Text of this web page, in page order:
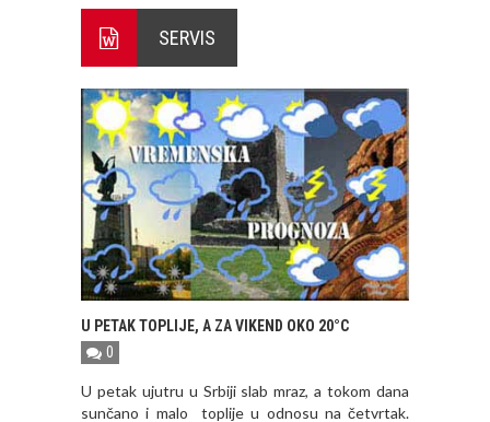
SERVIS
U PETAK TOPLIJE, A ZA VIKEND OKO 20°C
0
U petak ujutru u Srbiji slab mraz, a tokom dana
sunčano i malo toplije u odnosu na četvrtak.